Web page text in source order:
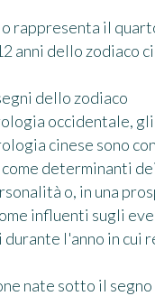
rappresenta il
anni dello zodiaco
dello zodiaco
occidentale, gli
cinese sono
determinanti
o, in una
influenti sugli
durante l'anno in cui
nate sotto il segno